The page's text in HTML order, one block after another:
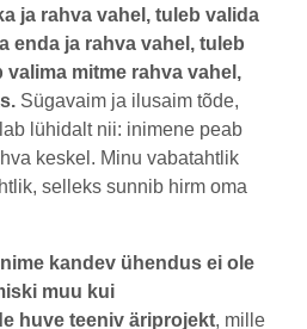
ja rahva vahel, tuleb valida
enda ja rahva vahel, tuleb
valima mitme rahva vahel,
Sügavaim ja ilusaim tõde,
lühidalt nii: inimene peab
keskel. Minu vabatahtlik
selleks sunnib hirm oma
kandev ühendus ei ole
muu kui
huve teeniv äriprojekt, mille